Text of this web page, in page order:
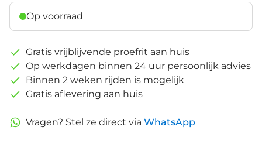
Op voorraad
Gratis vrijblijvende proefrit aan huis
Op werkdagen binnen 24 uur persoonlijk advies
Binnen 2 weken rijden is mogelijk
Gratis aflevering aan huis
Vragen? Stel ze direct via WhatsApp